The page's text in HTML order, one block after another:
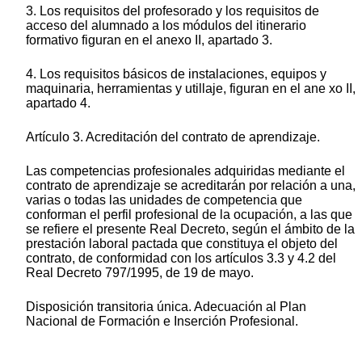
3. Los requisitos del profesorado y los requisitos de
acceso del alumnado a los módulos del itinerario
formativo figuran en el anexo II, apartado 3.
4. Los requisitos básicos de instalaciones, equipos y
maquinaria, herramientas y utillaje, figuran en el ane xo II,
apartado 4.
Artículo 3. Acreditación del contrato de aprendizaje.
Las competencias profesionales adquiridas mediante el
contrato de aprendizaje se acreditarán por relación a una,
varias o todas las unidades de competencia que
conforman el perfil profesional de la ocupación, a las que
se refiere el presente Real Decreto, según el ámbito de la
prestación laboral pactada que constituya el objeto del
contrato, de conformidad con los artículos 3.3 y 4.2 del
Real Decreto 797/1995, de 19 de mayo.
Disposición transitoria única. Adecuación al Plan
Nacional de Formación e Inserción Profesional.